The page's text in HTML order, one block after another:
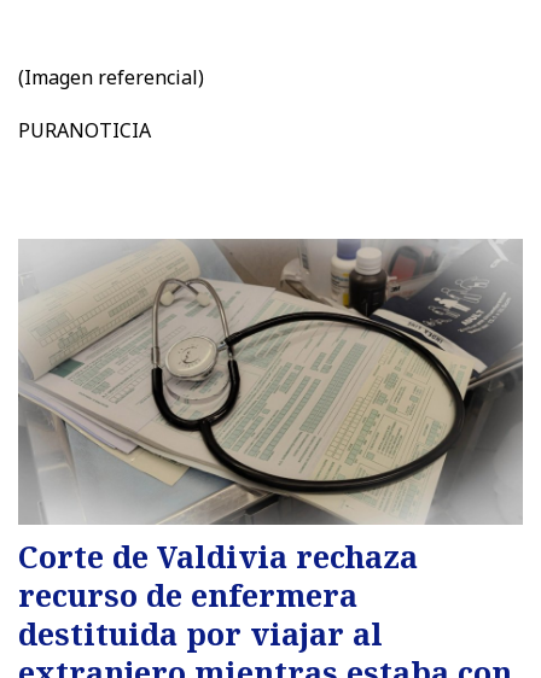
(Imagen referencial)
PURANOTICIA
Corte de Valdivia rechaza
recurso de enfermera
destituida por viajar al